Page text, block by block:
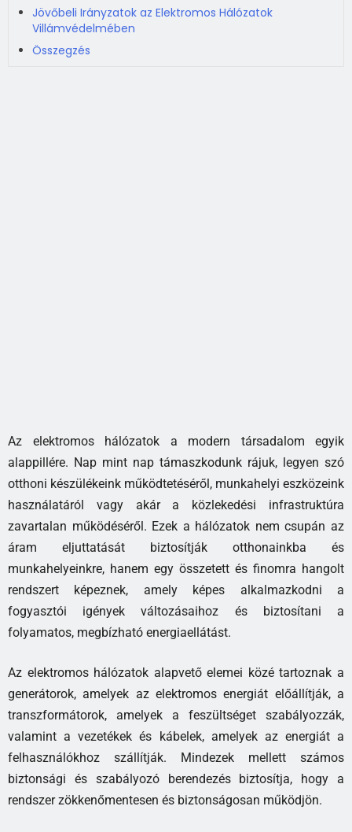
Jövőbeli Irányzatok az Elektromos Hálózatok
Villámvédelmében
Összegzés
Az elektromos hálózatok a modern társadalom egyik
alappillére. Nap mint nap támaszkodunk rájuk, legyen szó
otthoni készülékeink működtetéséről, munkahelyi eszközeink
használatáról vagy akár a közlekedési infrastruktúra
zavartalan működéséről. Ezek a hálózatok nem csupán az
áram eljuttatását biztosítják otthonainkba és
munkahelyeinkre, hanem egy összetett és finomra hangolt
rendszert képeznek, amely képes alkalmazkodni a
fogyasztói igények változásaihoz és biztosítani a
folyamatos, megbízható energiaellátást.
Az elektromos hálózatok alapvető elemei közé tartoznak a
generátorok, amelyek az elektromos energiát előállítják, a
transzformátorok, amelyek a feszültséget szabályozzák,
valamint a vezetékek és kábelek, amelyek az energiát a
felhasználókhoz szállítják. Mindezek mellett számos
biztonsági és szabályozó berendezés biztosítja, hogy a
rendszer zökkenőmentesen és biztonságosan működjön.